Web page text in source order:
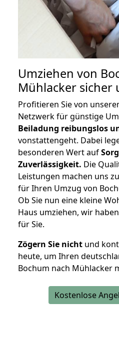
Umziehen von
Mühlacker sicher
Profitieren Sie von
Netzwerk für günstige
Beiladung reibungslos
vonstattengeht. Dabei
besonderen Wert auf
Zuverlässigkeit. Die
Leistungen machen uns
für Ihren Umzug von
Ob Sie nun eine kleine
Haus umziehen, wir
für Sie.
Zögern Sie nicht und
heute, um Ihren
Bochum nach Mühlacker
Kostenlose